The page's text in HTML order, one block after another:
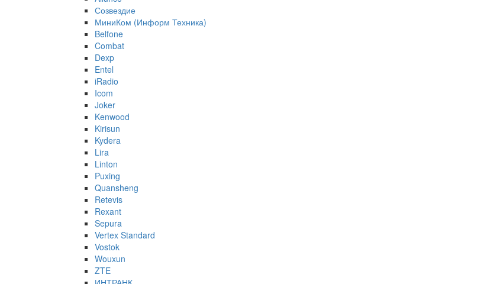
Созвездие
МиниКом (Информ Техника)
Belfone
Combat
Dexp
Entel
iRadio
Icom
Joker
Kenwood
Kirisun
Kydera
Lira
Linton
Puxing
Quansheng
Retevis
Rexant
Sepura
Vertex Standard
Vostok
Wouxun
ZTE